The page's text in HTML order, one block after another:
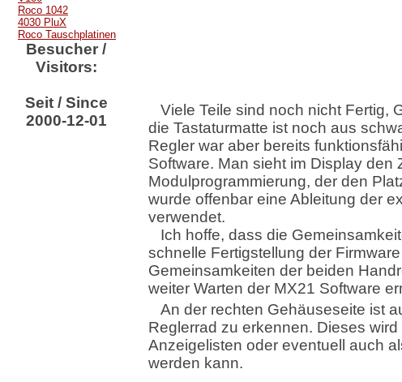
Roco 1042
4030 PluX
Roco Tauschplatinen
Besucher /
Visitors:
Seit / Since
2000-12-01
Viele Teile sind noch nicht Fertig,
die Tastaturmatte ist noch aus
Regler war aber bereits
Software. Man sieht im Display den
Modulprogrammierung, der den
wurde offenbar eine Ableitung der
verwendet.
Ich hoffe, dass die
schnelle Fertigstellung der
Gemeinsamkeiten der beiden
weiter Warten der MX21 Software
An der rechten Gehäuseseite ist
Reglerrad zu erkennen. Dieses
Anzeigelisten oder eventuell auch
werden kann.